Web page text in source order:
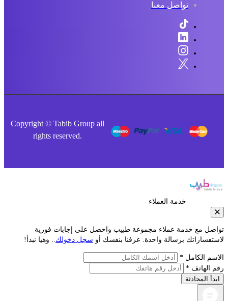
تواصل معنا
Copyright © Tabib Group all
rights reserved.
خدمة العملاء
مع خدمة عملاء مجموعة طبيب واحصل على إجابات فورية
برسالة واحدة. عرفنا بنفسك أوسجل دخولك.. وهيا نبدأ!
الكامل *
الهاتف *
المحادثة